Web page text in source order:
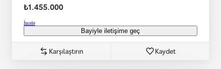
₺1.455.000
İncele
Bayiyle iletişime geç
Karşılaştırın Kaydet